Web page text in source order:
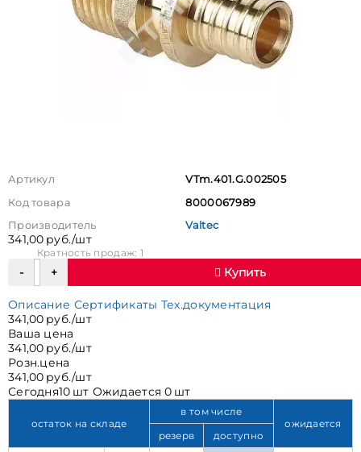
Артикул
VTm.401.G.002505
Код товара
8000067989
Производитель
Valtec
341,00 руб./шт
Кратность продаж: 1
Купить
Описание Сертификаты Тех.документация
341,00 руб./шт
Ваша цена
341,00 руб./шт
Розн.цена
341,00 руб./шт
Сегодня10 шт Ожидается 0 шт
остаток на складе
в том числе
ожидается
резерв
доступно